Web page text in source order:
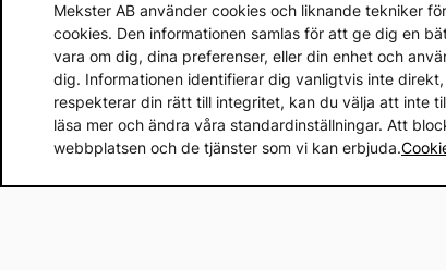
Copyright © 2013 - 2026 - Mekster AB
Organisationsnummer: 556917-2595
Mekster AB använder cookies och liknande tekniker
cookies. Den informationen samlas för att ge dig en
vara om dig, dina preferenser, eller din enhet och
dig. Informationen identifierar dig vanligtvis inte
respekterar din rätt till integritet, kan du välja att inte
läsa mer och ändra våra standardinställningar. Att
webbplatsen och de tjänster som vi kan erbjuda.